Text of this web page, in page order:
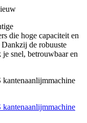
die hoge capaciteit en
de robuuste
snel, betrouwbaar en
kantenaanlijmmachine
kantenaanlijmmachine